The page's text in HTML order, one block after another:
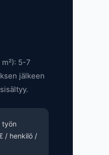
5-7
jälkeen
työn
/ henkilö /